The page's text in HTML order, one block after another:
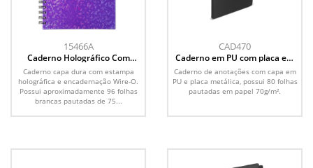
15466A
Caderno Holográfico Com
Pauta
Caderno capa dura com estampa
holográfica e encadernação Wire-O.
Possui aproximadamente 96 folhas
brancas pautadas de 75...
CAD470
Caderno em PU com placa em
metal
Caderno de anotações com capa em
PU e placa metálica, possui 80 folhas
pautadas em papel 70g/m².